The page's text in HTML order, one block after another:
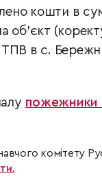
кошти в
об’єкт
ТПВ в с.
пожежники
комітету